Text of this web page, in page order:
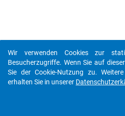
Wir verwenden Cookies zur
Besucherzugriffe. Wenn Sie auf
Sie der Cookie-Nutzung zu.
erhalten Sie in unserer